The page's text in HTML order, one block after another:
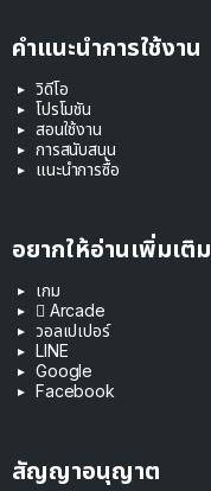
คำแนะนำการใช้งาน
วิดีโอ
โปรโมชัน
สอนใช้งาน
การสนับสนุน
แนะนำการซื้อ
อยากให้อ่านเพิ่มเติม
เกม
 Arcade
วอลเปเปอร์
LINE
Google
Facebook
สัญญาอนุญาต